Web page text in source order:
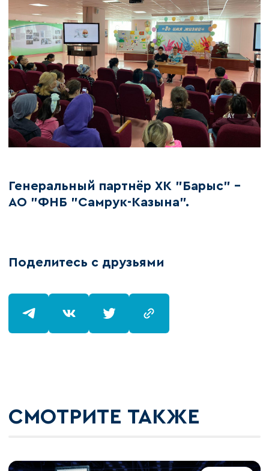
Генеральный партнёр ХК "Барыс" –
АО "ФНБ "Самрук-Казына".
Поделитесь с друзьями
СМОТРИТЕ ТАКЖЕ